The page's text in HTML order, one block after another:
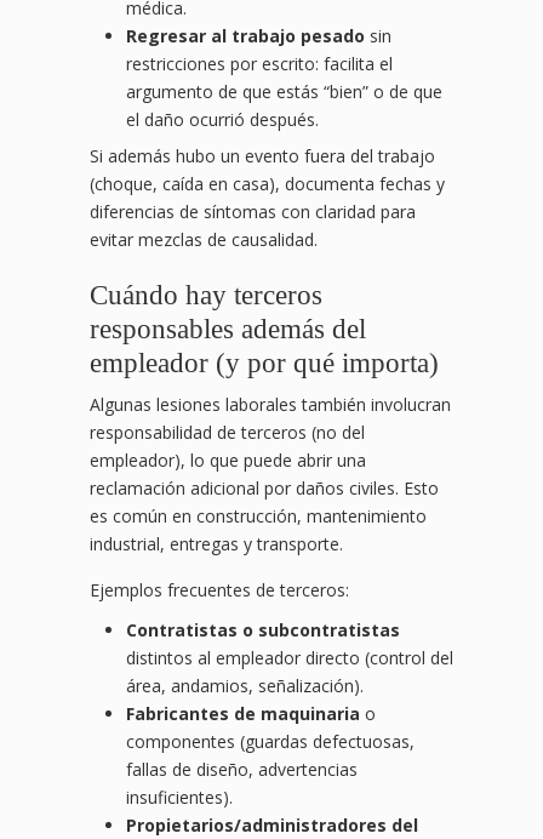
médica.
Regresar al trabajo pesado sin
restricciones por escrito: facilita el
argumento de que estás “bien” o de que
el daño ocurrió después.
Si además hubo un evento fuera del trabajo
(choque, caída en casa), documenta fechas y
diferencias de síntomas con claridad para
evitar mezclas de causalidad.
Cuándo hay terceros
responsables además del
empleador (y por qué importa)
Algunas lesiones laborales también involucran
responsabilidad de terceros (no del
empleador), lo que puede abrir una
reclamación adicional por daños civiles. Esto
es común en construcción, mantenimiento
industrial, entregas y transporte.
Ejemplos frecuentes de terceros:
Contratistas o subcontratistas
distintos al empleador directo (control del
área, andamios, señalización).
Fabricantes de maquinaria o
componentes (guardas defectuosas,
fallas de diseño, advertencias
insuficientes).
Propietarios/administradores del